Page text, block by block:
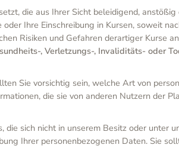
die aus Ihrer Sicht beleidigend,
Ihre Einschreibung in Kursen, soweit
Risiken und Gefahren derartiger Kurse
, Verletzungs-, Invaliditäts- oder
Sie vorsichtig sein, welche Art von
die sie von anderen Nutzern der
sich nicht in unserem Besitz oder
Ihrer personenbezogenen Daten. Sie